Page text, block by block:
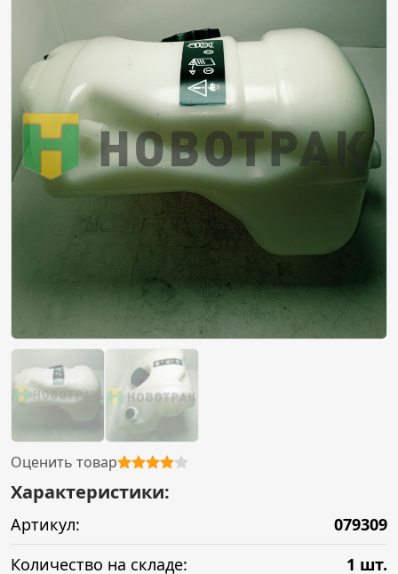
Оценить товар
Характеристики:
Артикул:
079309
Количество на складе:
1 шт.